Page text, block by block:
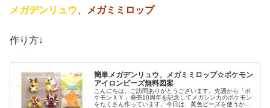
メガデンリュウ メガミミロップ
作り方↓
簡単メガデンリュウ、メガミミロップ☆ポケモン
アイロンビーズ無料図案
こんにちは。ご訪問ありがとうございます。先週から「ポ
ケモンＸＹ」発売10周年を記念してメガシンカのポケモン
をたくさん作っています。今日は、黄色ビーズを使うかわ